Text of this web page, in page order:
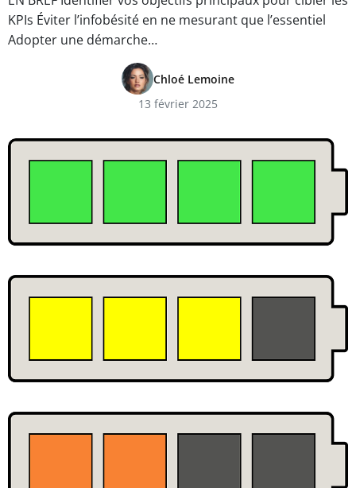
KPIs Éviter l’infobésité en ne mesurant que l’essentiel
Adopter une démarche…
Chloé Lemoine
13 février 2025